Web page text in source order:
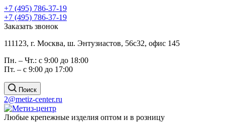
+7 (495) 786-37-19
+7 (495) 786-37-19
Заказать звонок
111123, г. Москва, ш. Энтузиастов, 56с32, офис 145
Пн. – Чт.: с 9:00 до 18:00
Пт. – с 9:00 до 17:00
Поиск
2@metiz-center.ru
Любые крепежные изделия оптом и в розницу